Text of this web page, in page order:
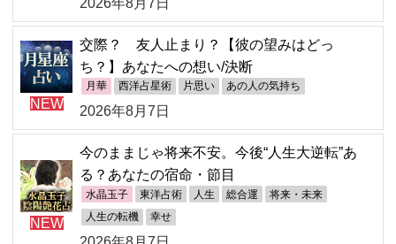
NEW
交際？ 友人止まり？【彼の望みはどっ
ち？】あなたへの想い/決断
月華 西洋占星術 片思い あの人の気持ち
2026年8月7日
NEW
今のままじゃ将来不安。今後“人生大逆転”あ
る？あなたの宿命・節目
水晶玉子 東洋占術 人生 総合運 将来・未来
人生の転機 幸せ